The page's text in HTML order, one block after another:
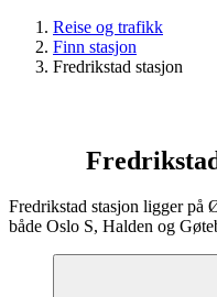
Reise og trafikk
Finn stasjon
Fredrikstad stasjon
Fredrikstad stasjon ligger på
både Oslo S, Halden og